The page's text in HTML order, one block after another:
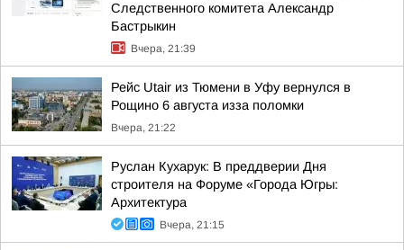
Следственного комитета Александр
Бастрыкин
Вчера, 21:39
Рейс Utair из Тюмени в Уфу вернулся в
Рощино 6 августа изза поломки
Вчера, 21:22
Руслан Кухарук: В преддверии Дня
строителя на Форуме «Города Югры:
Архитектура
Вчера, 21:15